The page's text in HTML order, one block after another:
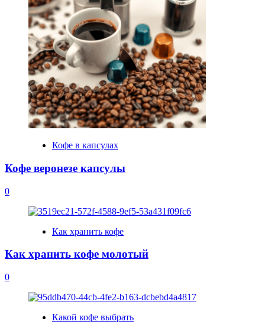
Кофе в капсулах
Кофе веронезе капсулы
0
Как хранить кофе
Как хранить кофе молотый
0
Какой кофе выбрать